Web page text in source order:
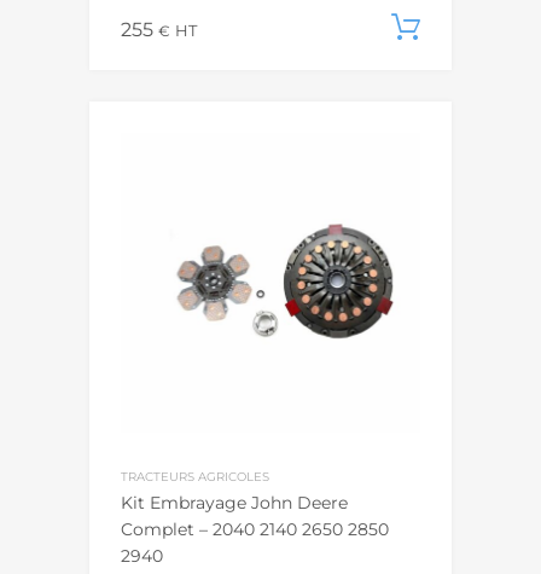
255 € HT
TRACTEURS AGRICOLES
Kit Embrayage John Deere
Complet – 2040 2140 2650 2850
2940